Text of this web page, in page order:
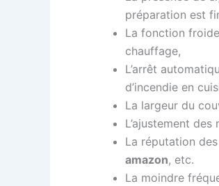
préparation est
La fonction
chauffage,
L’arrêt
d’incendie en
La largeur du
L’ajustement des
La réputation des
amazon, etc.
La moindre